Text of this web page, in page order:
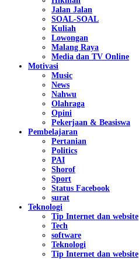
Jalan Jalan
SOAL-SOAL
Kuliah
Lowongan
Malang Raya
Media dan TV Online
Motivasi
Music
News
Nahwu
Olahraga
Opini
Pekerjaan & Beasiswa
Pembelajaran
Pertanian
Politics
PAI
Shorof
Sport
Status Facebook
surat
Teknologi
Tip Internet dan website
Tech
software
Teknologi
Tip Internet dan website